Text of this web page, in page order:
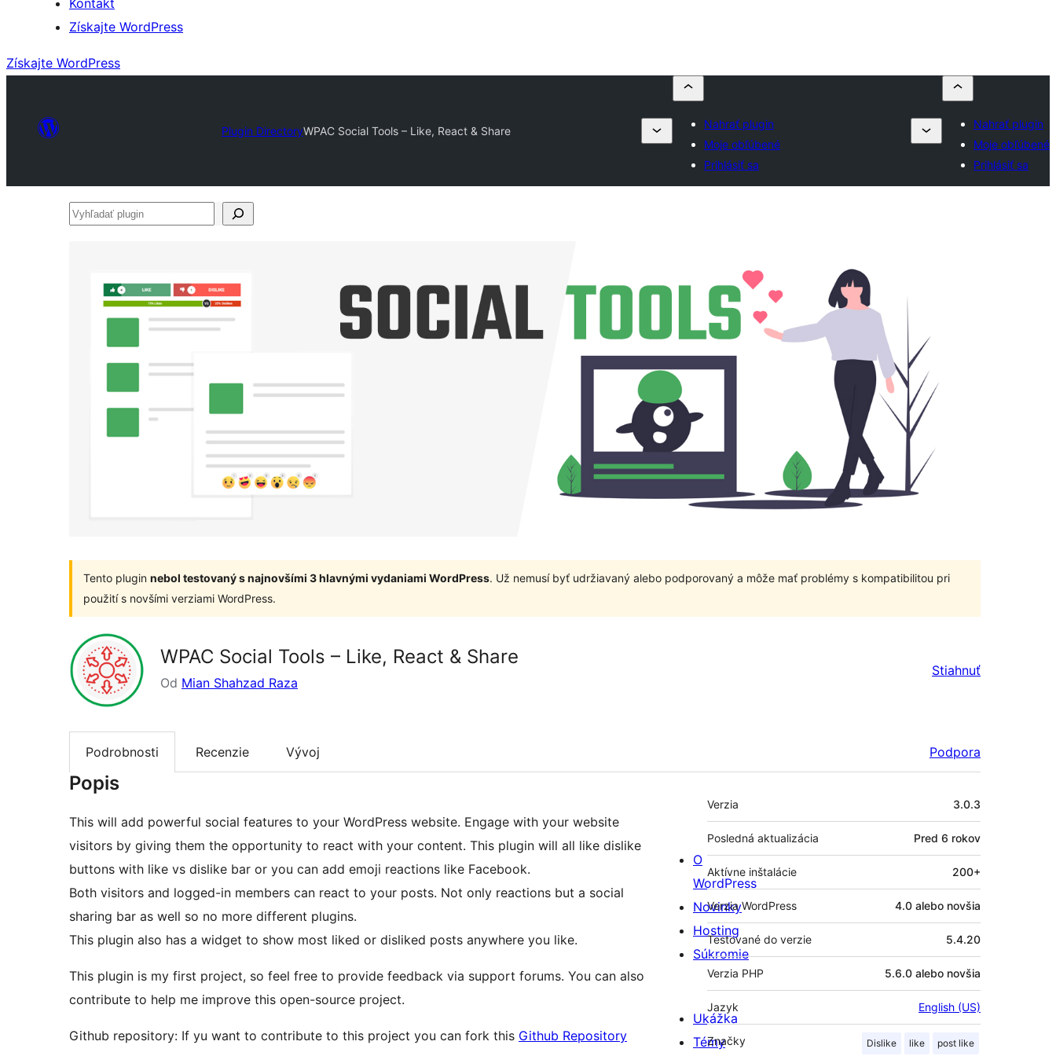
Kontakt
Získajte WordPress
Získajte WordPress
Plugin DirectoryWPAC Social Tools – Like, React & Share
Nahrať plugin
Moje obľúbené
Prihlásiť sa
Nahrať plugin
Moje obľúbené
Prihlásiť sa
Vyhľadať
Tento plugin nebol testovaný s najnovšími 3 hlavnými vydaniami WordPress. Už nemusí byť udržiavaný alebo podporovaný a môže mať problémy s kompatibilitou pri
použití s novšími verziami WordPress.
WPAC Social Tools – Like, React & Share
Od Mian Shahzad Raza
Stiahnuť
Podrobnosti Recenzie Vývoj Podpora
Popis
This will add powerful social features to your WordPress website. Engage with your website
visitors by giving them the opportunity to react with your content. This plugin will all like dislike
buttons with like vs dislike bar or you can add emoji reactions like Facebook.
Both visitors and logged-in members can react to your posts. Not only reactions but a social
sharing bar as well so no more different plugins.
This plugin also has a widget to show most liked or disliked posts anywhere you like.
This plugin is my first project, so feel free to provide feedback via support forums. You can also
contribute to help me improve this open-source project.
Github repository: If yu want to contribute to this project you can fork this Github Repository
Meta
Verzia 3.0.3
Posledná aktualizácia Pred 6 rokov
Aktívne inštalácie 200+
Verzia WordPress 4.0 alebo novšia
Testované do verzie 5.4.20
Verzia PHP 5.6.0 alebo novšia
Jazyk English (US)
Značky Dislike like post like
O
WordPress
Novinky
Hosting
Súkromie
Ukážka
Témy